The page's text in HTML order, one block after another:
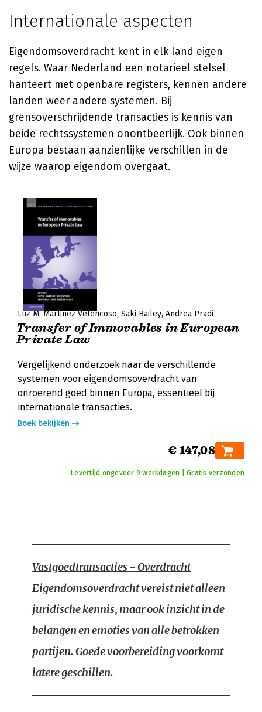
Internationale aspecten
Eigendomsoverdracht kent in elk land eigen
regels. Waar Nederland een notarieel stelsel
hanteert met openbare registers, kennen andere
landen weer andere systemen. Bij
grensoverschrijdende transacties is kennis van
beide rechtssystemen onontbeerlijk. Ook binnen
Europa bestaan aanzienlijke verschillen in de
wijze waarop eigendom overgaat.
Luz M. Martinez Velencoso Saki Bailey Andrea Pradi
Transfer of Immovables in European
Private Law
Vergelijkend onderzoek naar de verschillende
systemen voor eigendomsoverdracht van
onroerend goed binnen Europa, essentieel bij
internationale transacties.
Boek bekijken
€ 147,08
Levertijd ongeveer 9 werkdagen | Gratis verzonden
Vastgoedtransacties - Overdracht
Eigendomsoverdracht vereist niet alleen
juridische kennis, maar ook inzicht in de
belangen en emoties van alle betrokken
partijen. Goede voorbereiding voorkomt
latere geschillen.